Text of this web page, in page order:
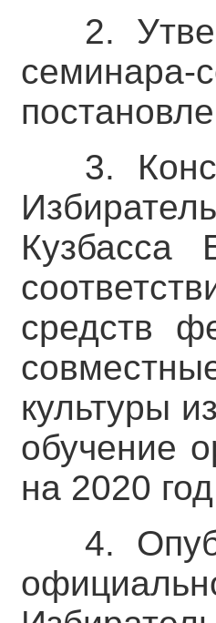
2.
семинара-
3.
Кузбасса
средств
культуры
обучение
на 2020
4.